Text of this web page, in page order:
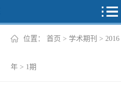
位置： 首页 > 学术期刊 > 2016
年 > 1期